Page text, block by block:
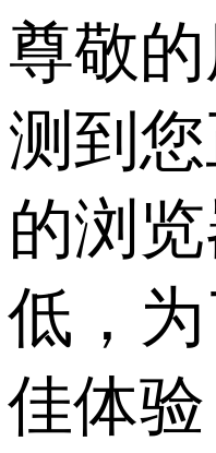
尊敬
测到
的浏
低，
佳体